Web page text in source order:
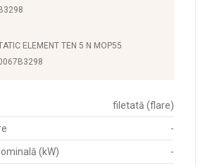
ELEMENT TEN 5 N MOP55
filetată (flare)
-
(kW) -